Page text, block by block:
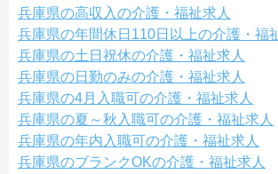
兵庫県の高収入の介護・福祉求人
兵庫県の年間休日110日以上の介護・福
兵庫県の土日祝休の介護・福祉求人
兵庫県の日勤のみの介護・福祉求人
兵庫県の4月入職可の介護・福祉求人
兵庫県の夏～秋入職可の介護・福祉求人
兵庫県の年内入職可の介護・福祉求人
兵庫県のブランクOKの介護・福祉求人